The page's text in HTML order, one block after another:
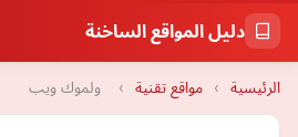
دليل المواقع الساخنة
الرئيسية › مواقع تقنية › ولموك ويب